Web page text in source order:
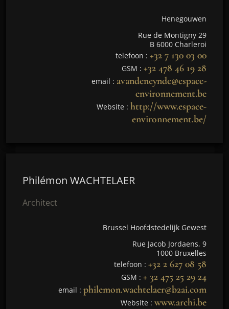
Henegouwen
Rue de Montigny 29
B 6000 Charleroi
telefoon : +32 7 130 03 00
GSM : +32 478 46 19 28
email : avandeneynde@espace-
environnement.be
Website : http://www.espace-
environnement.be/
Philémon WACHTELAER
Architect
Brussel Hoofdstedelijk Gewest
Rue Jacob Jordaens, 9
1000 Bruxelles
telefoon : +32 2 627 08 58
GSM : + 32 475 25 29 24
email : philemon.wachtelaer@b2ai.com
Website : www.archi.be